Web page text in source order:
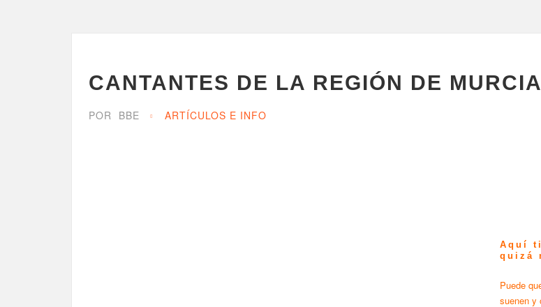
CANTANTES DE LA REGIÓN DE MURCIA
POR BBE ARTÍCULOS E INFO
Aquí
quizá
Puede
suenen y